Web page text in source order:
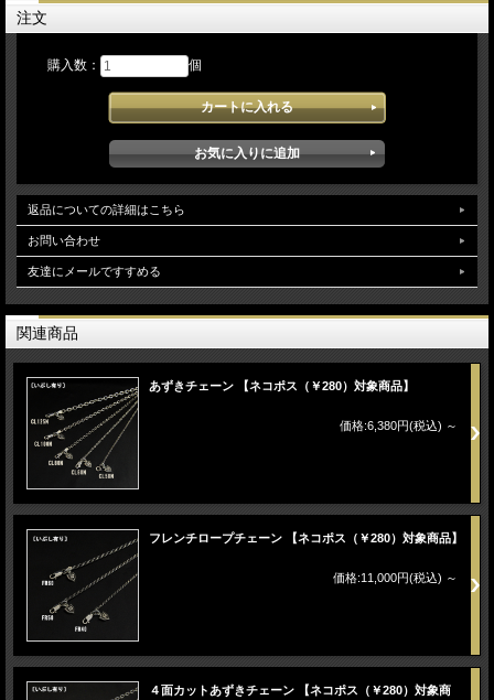
注文
購入数： 個
返品についての詳細はこちら
お問い合わせ
友達にメールですすめる
関連商品
あずきチェーン 【ネコポス（￥280）対象商品】
価格:6,380円(税込) ～
フレンチロープチェーン 【ネコポス（￥280）対象商品】
価格:11,000円(税込) ～
４面カットあずきチェーン 【ネコポス（￥280）対象商